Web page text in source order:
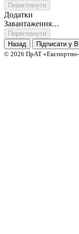
Переглянути
Додатки
Завантаження…
Переглянути
Назад
Підписати у
© 2026 ПрАТ «Експортно-